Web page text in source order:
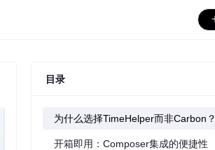
目录
为什么选择TimeHelper而非Carbon？
开箱即用：Composer集成的便捷性